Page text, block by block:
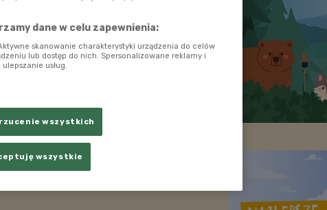
dane w celu zapewnienia:
skanowanie charakterystyki urządzenia do celów
lub dostęp do nich. Spersonalizowane reklamy i
usług.
wszystkich
wszystkie